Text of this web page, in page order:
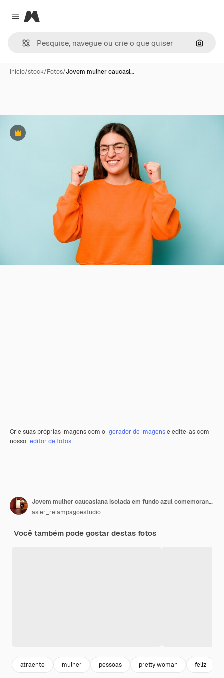
Close menu
Magnific
Início/stock/Fotos/Jovem mulher caucasi…
Premium
Crie suas próprias imagens com o gerador de imagense edite-as com
nosso editor de fotos.
Jovem mulher caucasiana isolada em fundo azul comemorando uma expressão feliz de paixão e entusiasmo pela vitória
asier_relampagoestudio
Você também pode gostar destas fotos
atraente mulher pessoas pretty woman feliz